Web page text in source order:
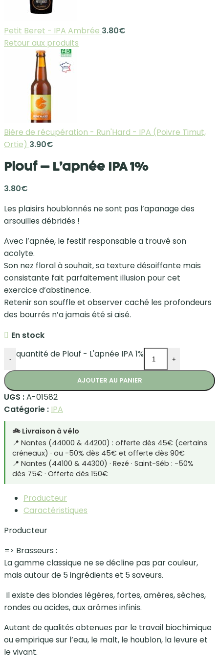
Petit Beret - IPA Ambrée 3.80€
Retour aux produits
Bière de récupération - Run'Hard - IPA (Poivre Timut,
Ortie) 3.90€
Plouf – L’apnée IPA 1%
3.80€
Les plaisirs houblonnés ne sont pas l’apanage des
arsouilles débridés !
Avec l’apnée, le festif responsable a trouvé son
acolyte.
Son nez floral à souhait, sa texture désoiffante mais
consistante fait parfaitement illusion pour cet
exercice d’abstinence.
Retenir son souffle et observer caché les profondeurs
des bourrés n’a jamais été si aisé.
En stock
- quantité de Plouf - L'apnée IPA 1% +
AJOUTER AU PANIER
UGS :A-01582
Catégorie : IPA
🚲 Livraison à vélo
📍 Nantes (44000 & 44200) : offerte dès 45€ (certains
créneaux) · ou -50% dès 45€ et offerte dès 90€
📍 Nantes (44100 & 44300) · Rezé · Saint-Séb : -50%
dès 75€ · Offerte dès 150€
Producteur
Caractéristiques
Producteur
=> Brasseurs :
La gamme classique ne se décline pas par couleur,
mais autour de 5 ingrédients et 5 saveurs.
Il existe des blondes légères, fortes, amères, sèches,
rondes ou acides, aux arômes infinis.
Autant de qualités obtenues par le travail biochimique
ou empirique sur l’eau, le malt, le houblon, la levure et
le vivant.